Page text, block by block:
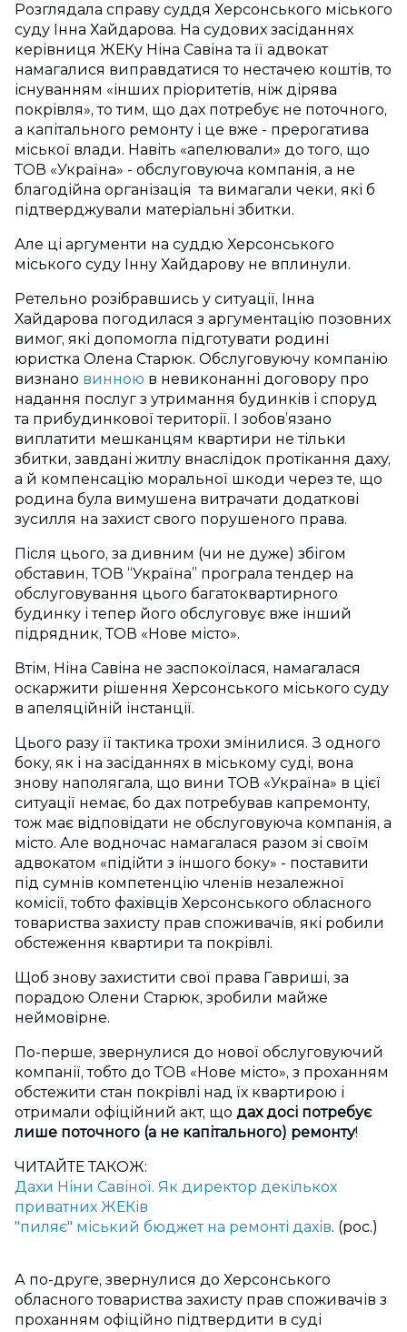
Розглядала справу суддя Херсонського міського
суду Інна Хайдарова. На судових засіданнях
керівниця ЖЕКу Ніна Савіна та її адвокат
намагалися виправдатися то нестачею коштів, то
існуванням «інших пріоритетів, ніж дірява
покрівля», то тим, що дах потребує не поточного,
а капітального ремонту і це вже - прерогатива
міської влади. Навіть «апелювали» до того, що
ТОВ «Україна» - обслуговуюча компанія, а не
благодійна організація та вимагали чеки, які б
підтверджували матеріальні збитки.
Але ці аргументи на суддю Херсонського
міського суду Інну Хайдарову не вплинули.
Ретельно розібравшись у ситуації, Інна
Хайдарова погодилася з аргументацію позовних
вимог, які допомогла підготувати родині
юристка Олена Старюк. Обслуговуючу компанію
визнано винною в невиконанні договору про
надання послуг з утримання будинків і споруд
та прибудинкової території. І зобов’язано
виплатити мешканцям квартири не тільки
збитки, завдані житлу внаслідок протікання даху,
а й компенсацію моральної шкоди через те, що
родина була вимушена витрачати додаткові
зусилля на захист свого порушеного права.
Після цього, за дивним (чи не дуже) збігом
обставин, ТОВ “Україна” програла тендер на
обслуговування цього багатоквартирного
будинку і тепер його обслуговує вже інший
підрядник, ТОВ «Нове місто».
Втім, Ніна Савіна не заспокоїлася, намагалася
оскаржити рішення Херсонського міського суду
в апеляційній інстанції.
Цього разу її тактика трохи змінилися. З одного
боку, як і на засіданнях в міському суді, вона
знову наполягала, що вини ТОВ «Україна» в цієї
ситуації немає, бо дах потребував капремонту,
тож має відповідати не обслуговуюча компанія, а
місто. Але водночас намагалася разом зі своїм
адвокатом «підійти з іншого боку» - поставити
під сумнів компетенцію членів незалежної
комісії, тобто фахівців Херсонського обласного
товариства захисту прав споживачів, які робили
обстеження квартири та покрівлі.
Щоб знову захистити свої права Гавриші, за
порадою Олени Старюк, зробили майже
неймовірне.
По-перше, звернулися до нової обслуговуючий
компанії, тобто до ТОВ «Нове місто», з проханням
обстежити стан покрівлі над їх квартирою і
отримали офіційний акт, що дах досі потребує
лише поточного (а не капітального) ремонту!
ЧИТАЙТЕ ТАКОЖ:
Дахи Ніни Савіної. Як директор декількох
приватних ЖЕКів
"пиляє" міський бюджет на ремонті дахів. (рос.)
А по-друге, звернулися до Херсонського
обласного товариства захисту прав споживачів з
проханням офіційно підтвердити в суді